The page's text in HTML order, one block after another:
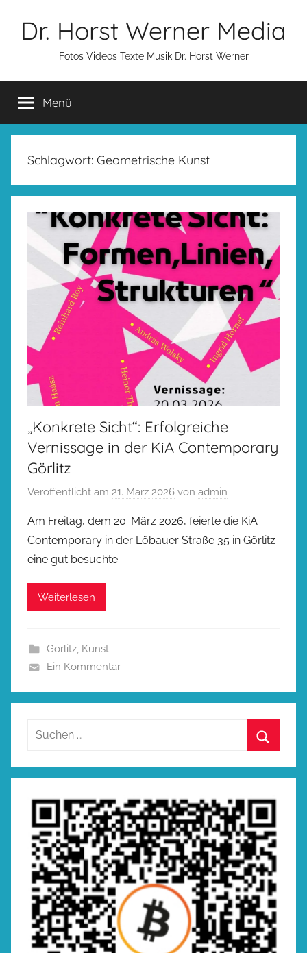
InhaltDr. Horst Werner Media
Fotos Videos Texte Musik Dr. Horst Werner
Menü
Schlagwort: Geometrische Kunst
„Konkrete Sicht“: Erfolgreiche
Vernissage in der KiA Contemporary
Görlitz
Veröffentlicht am 21. März 2026 von admin
Am Freitag, dem 20. März 2026, feierte die KiA
Contemporary in der Löbauer Straße 35 in Görlitz
eine gut besuchte
Weiterlesen
Görlitz, Kunst
Ein Kommentar
Suchen